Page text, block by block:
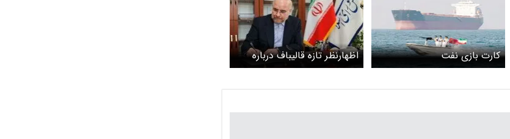
کارت بازی نفت
اظهارنظر تازه قالیباف درباره
تنگه هرمز